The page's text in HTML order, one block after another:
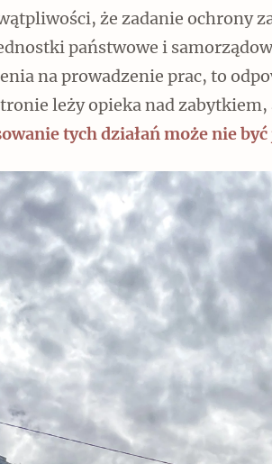
że zadanie ochrony
państwowe i
na prowadzenie prac, to
leży opieka nad
tych działań może nie